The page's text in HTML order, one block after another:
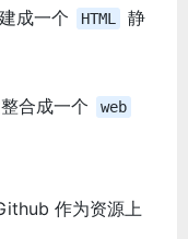
成一个 HTML
静
合成一个 web
作为资源上